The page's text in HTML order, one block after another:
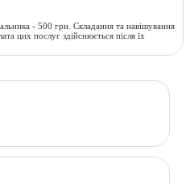
- 500 грн. Складання та навішування
цих послуг здійснюється після їх